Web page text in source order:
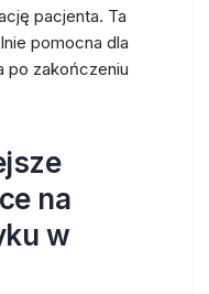
pacjenta. Ta
pomocna dla
po zakończeniu
na
w